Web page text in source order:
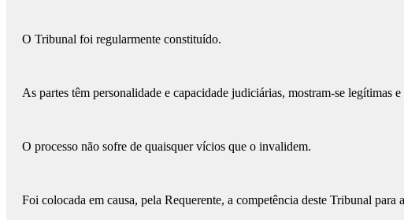
O Tribunal foi regularmente constituído.
As partes têm personalidade e capacidade judiciárias, mostram-se legítimas
O processo não sofre de quaisquer vícios que o invalidem.
Foi colocada em causa, pela Requerente, a competência deste Tribunal